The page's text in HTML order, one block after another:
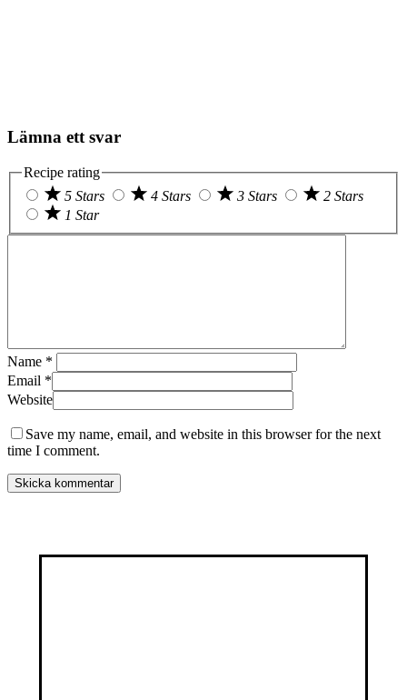
Lämna ett svar
Recipe rating
5 Stars
4 Stars 3 Stars
2 Stars
1 Star
Name *
Email *
Website
Save my name, email, and website in this browser for the next
time I comment.